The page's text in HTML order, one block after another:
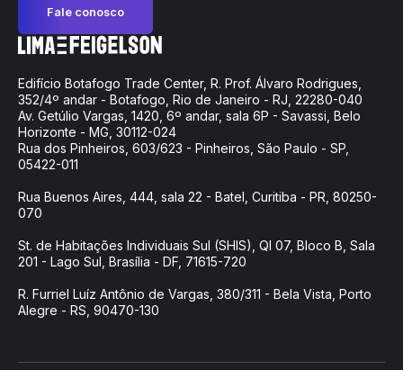
Fale conosco
Edifício Botafogo Trade Center, R. Prof. Álvaro Rodrigues,
352/4º andar - Botafogo, Rio de Janeiro - RJ, 22280-040
Av. Getúlio Vargas, 1420, 6º andar, sala 6P - Savassi, Belo
Horizonte - MG, 30112-024
Rua dos Pinheiros, 603/623 - Pinheiros, São Paulo - SP,
05422-011
Rua Buenos Aires, 444, sala 22 - Batel, Curitiba - PR, 80250-
070
St. de Habitações Individuais Sul (SHIS), QI 07, Bloco B, Sala
201 - Lago Sul, Brasília - DF, 71615-720
R. Furriel Luíz Antônio de Vargas, 380/311 - Bela Vista, Porto
Alegre - RS, 90470-130